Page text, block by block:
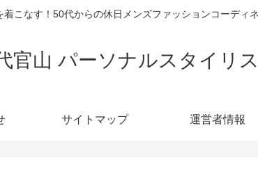
着こなす！50代からの休日メンズファッションコーディ
官山 パーソナルスタイリ
サイトマップ 運営者情報